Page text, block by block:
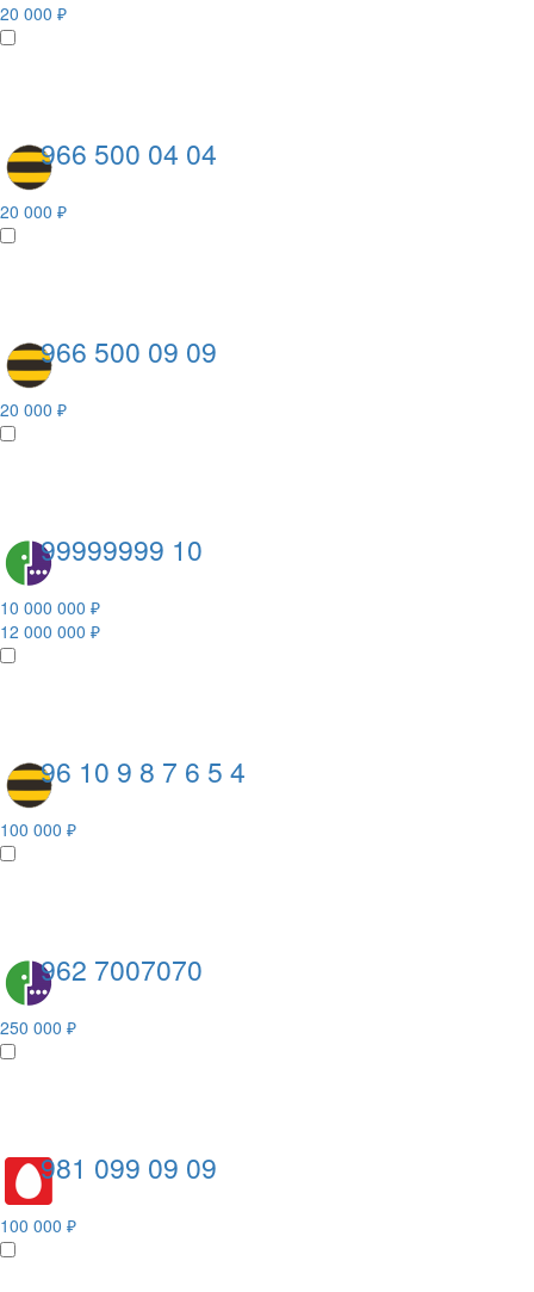
20 000 ₽
966 500 04 04
20 000 ₽
966 500 09 09
20 000 ₽
99999999 10
10 000 000 ₽
12 000 000 ₽
96 10 9 8 7 6 5 4
100 000 ₽
962 7007070
250 000 ₽
981 099 09 09
100 000 ₽